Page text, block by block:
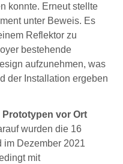
konnte. Erneut stellte
unter Beweis. Es
Reflektor zu
bestehende
aufzunehmen, was
der Installation ergeben
Prototypen vor Ort
wurden die 16
im Dezember 2021
mit